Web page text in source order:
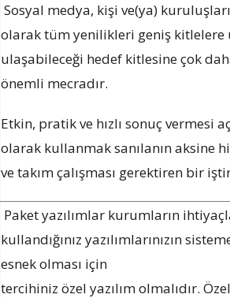
Sosyal medya, kişi ve(ya)
olarak tüm yenilikleri geniş kitlelere
ulaşabileceği hedef kitlesine çok
önemli mecradır.
Etkin, pratik ve hızlı sonuç vermesi
olarak kullanmak sanılanın aksine
ve takım çalışması gerektiren bir
Paket yazılımlar kurumların
kullandığınız yazılımlarınızın
esnek olması için
tercihiniz özel yazılım olmalıdır.